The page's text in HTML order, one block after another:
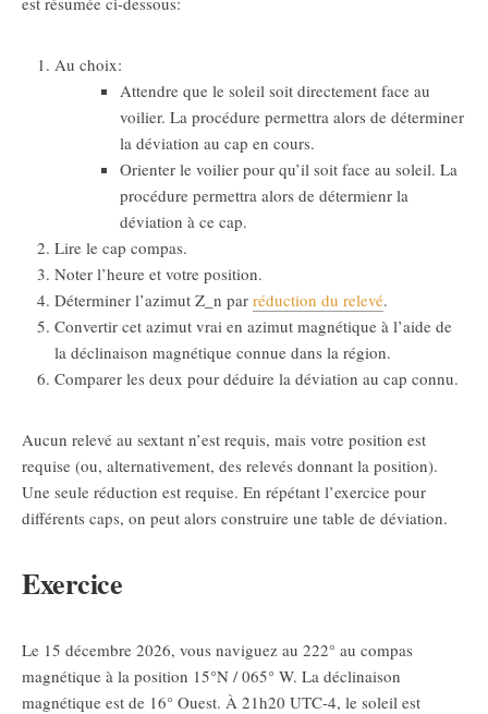
Au choix:
Attendre que le soleil soit directement face au
voilier. La procédure permettra alors de déterminer
la déviation au cap en cours.
Orienter le voilier pour qu’il soit face au soleil. La
procédure permettra alors de détermienr la
déviation à ce cap.
Lire le cap compas.
Noter l’heure et votre position.
Déterminer l’azimut Z_n par réduction du relevé.
Convertir cet azimut vrai en azimut magnétique à l’aide de
la déclinaison magnétique connue dans la région.
Comparer les deux pour déduire la déviation au cap connu.
Aucun relevé au sextant n’est requis, mais votre position est
requise (ou, alternativement, des relevés donnant la position).
Une seule réduction est requise. En répétant l’exercice pour
différents caps, on peut alors construire une table de déviation.
Exercice
Le 15 décembre 2026, vous naviguez au 222° au compas
magnétique à la position 15°N / 065° W. La déclinaison
magnétique est de 16° Ouest. À 21h20 UTC-4, le soleil est